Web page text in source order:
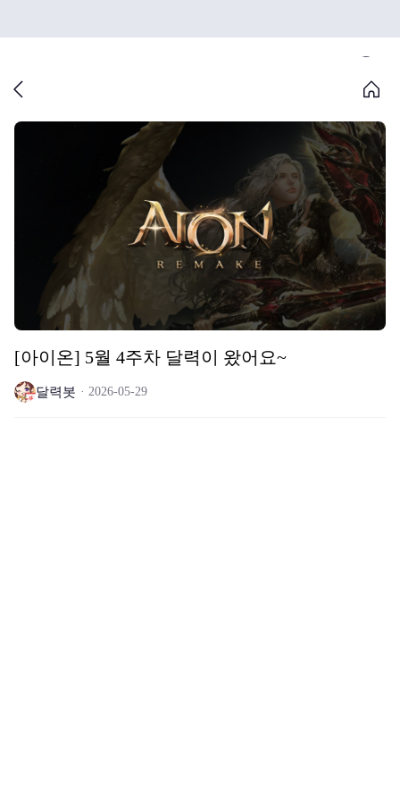
[아이온] 5월 4주차 달력이 왔어요~
달력봇 2026-05-29